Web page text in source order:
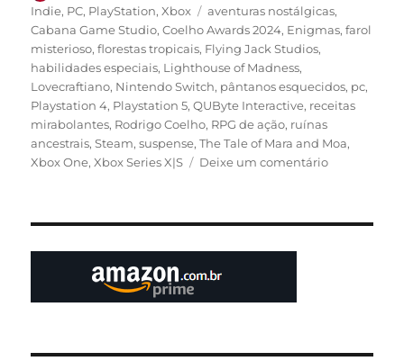
em
Indie, PC, PlayStation,Xbox Tags
aventuras nostálgicas,
Cabana Game Studio,Coelho Awards 2024, Enigmas,farol
misterioso,florestas tropicais, Flying Jack Studios,
habilidades especiais, Lighthouse of Madness,
Lovecraftiano, Nintendo Switch, pântanos esquecidos, pc,
Playstation 4, Playstation 5,QUByte Interactive, receitas
mirabolantes, Rodrigo Coelho, RPG de ação, ruínas
ancestrais,Steam,suspense,The Tale of Mara and Moa,
Xbox One,Xbox Series X|S Deixe um comentárioem
plataformas